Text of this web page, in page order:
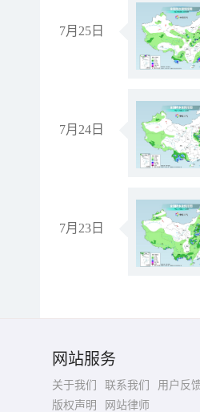
7月25日
7月24日
7月23日
网站服务
关于我们 联系我们
用户反
版权声明
网站律师